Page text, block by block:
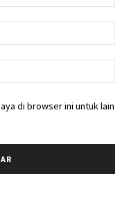
di browser ini untuk lain